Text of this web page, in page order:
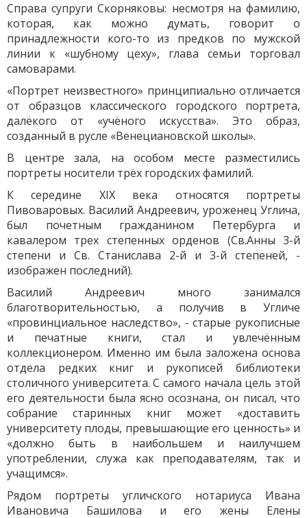
Справа супруги Скорняковы: несмотря на фамилию,
которая, как можно думать, говорит о
принадлежности кого-то из предков по мужской
линии к «шубному цеху», глава семьи торговал
самоварами.
«Портрет неизвестного» принципиально отличается
от образцов классического городского портрета,
далёкого от «учёного искусства». Это образ,
созданный в русле «Венециановской школы».
В центре зала, на особом месте разместились
портреты носители трёх городских фамилий.
К середине XIX века относятся портреты
Пивоваровых. Василий Андреевич, уроженец Углича,
был почетным гражданином Петербурга и
кавалером трех степенных орденов (Св.Анны 3-й
степени и Св. Станислава 2-й и 3-й степеней, -
изображен последний).
Василий Андреевич много занимался
благотворительностью, а получив в Угличе
«провинциальное наследство», - старые рукописные
и печатные книги, стал и увлечённым
коллекционером. Именно им была заложена основа
отдела редких книг и рукописей библиотеки
столичного университета. С самого начала цель этой
его деятельности была ясно осознана, он писал, что
собрание старинных книг может «доставить
университету плоды, превышающие его ценность» и
«должно быть в наибольшем и наилучшем
употреблении, служа как преподавателям, так и
учащимся».
Рядом портреты угличского нотариуса Ивана
Ивановича Башилова и его жены Елены